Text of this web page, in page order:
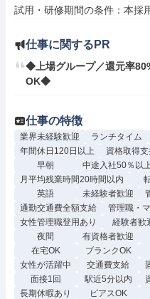
仕事に関するPR
◆上場グループ／還元率
OK◆
仕事の特徴
業界未経験歓迎 ランチタイム
年間休日120日以上
資格取得支
早朝
中途入社50％以
月平均残業時間20時間以内
英語
未経験者歓迎
通勤交通費全額支給
管理職・
女性管理職登用あり
経験者歓
夜間
有資格者歓迎
在宅OK
ブランクOK
女性が活躍中
交通費支給
面接1回
駅近5分以内
長期休暇あり
ピアスOK